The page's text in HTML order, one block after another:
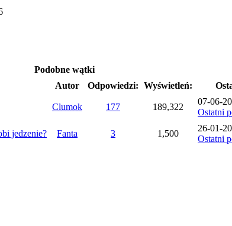
Podobne wątki
Autor Odpowiedzi: Wyświetleń:
Clumok 177 189,322
07-06-
Ostatni
jedzenie? Fanta 3 1,500
26-01-
Ostatni